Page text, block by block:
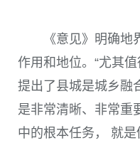
《意见》明确
作用和地位。“尤其
提出了县城是城乡融
是非常清晰、非常重
中的根本任务， 就